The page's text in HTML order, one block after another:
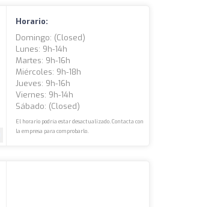
Horario:
Domingo: (closed)
Lunes: 9h-14h
Martes: 9h-16h
Miércoles: 9h-18h
Jueves: 9h-16h
Viernes: 9h-14h
Sábado: (closed)
El horario podría estar desactualizado. Contacta con
la empresa para comprobarlo.